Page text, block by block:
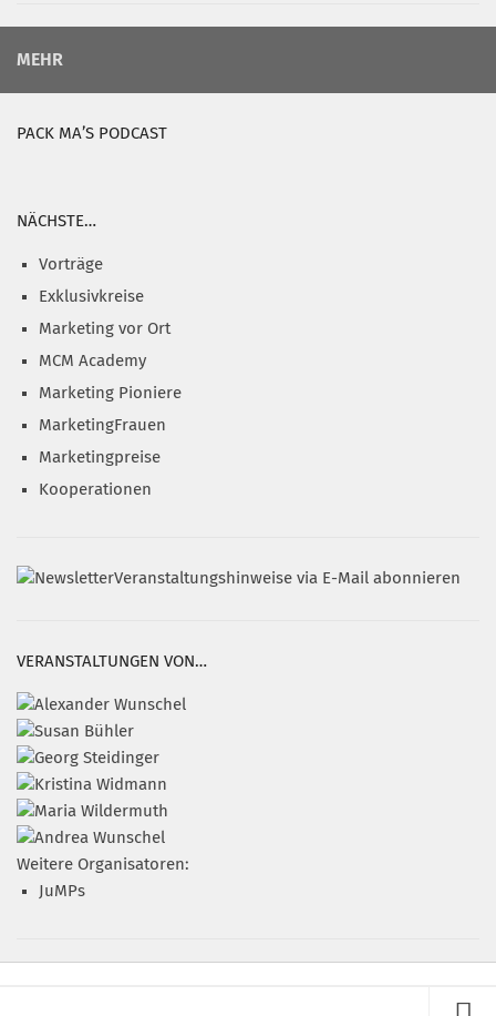
MEHR
PACK MA’S PODCAST
NÄCHSTE…
Vorträge
Exklusivkreise
Marketing vor Ort
MCM Academy
Marketing Pioniere
MarketingFrauen
Marketingpreise
Kooperationen
Veranstaltungshinweise via E-Mail abonnieren
VERANSTALTUNGEN VON…
Weitere Organisatoren:
JuMPs